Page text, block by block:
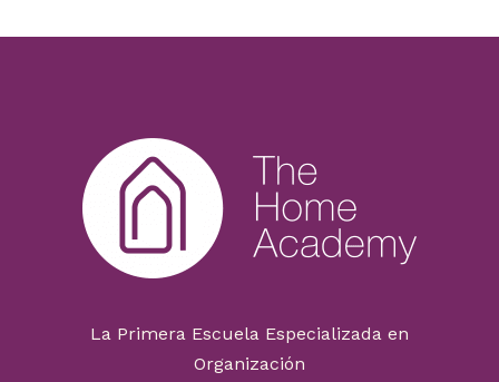
La Primera Escuela Especializada en
Organización